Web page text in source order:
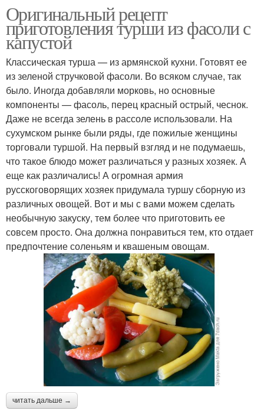
Оригинальный рецепт
приготовления турши из фасоли с
капустой
Классическая турша — из армянской кухни. Готовят ее
из зеленой стручковой фасоли. Во всяком случае, так
было. Иногда добавляли морковь, но основные
компоненты — фасоль, перец красный острый, чеснок.
Даже не всегда зелень в рассоле использовали. На
сухумском рынке были ряды, где пожилые женщины
торговали туршой. На первый взгляд и не подумаешь,
что такое блюдо может различаться у разных хозяек. А
еще как различались! А огромная армия
русскоговорящих хозяек придумала туршу сборную из
различных овощей. Вот и мы с вами можем сделать
необычную закуску, тем более что приготовить ее
совсем просто. Она должна понравиться тем, кто отдает
предпочтение соленьям и квашеным овощам.
читать дальше →